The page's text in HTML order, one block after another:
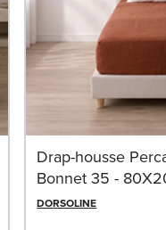
Drap-housse
Bonnet 35 -
DORSOLINE